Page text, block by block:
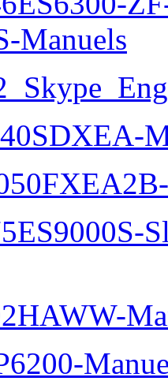
Manuels